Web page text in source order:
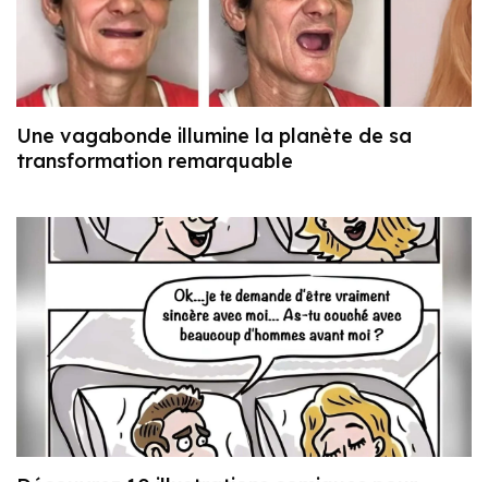
Une vagabonde illumine la planète de sa
transformation remarquable